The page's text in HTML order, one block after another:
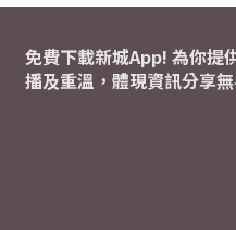
免費下載新城App! 為你提
播及重溫，體現資訊分享無